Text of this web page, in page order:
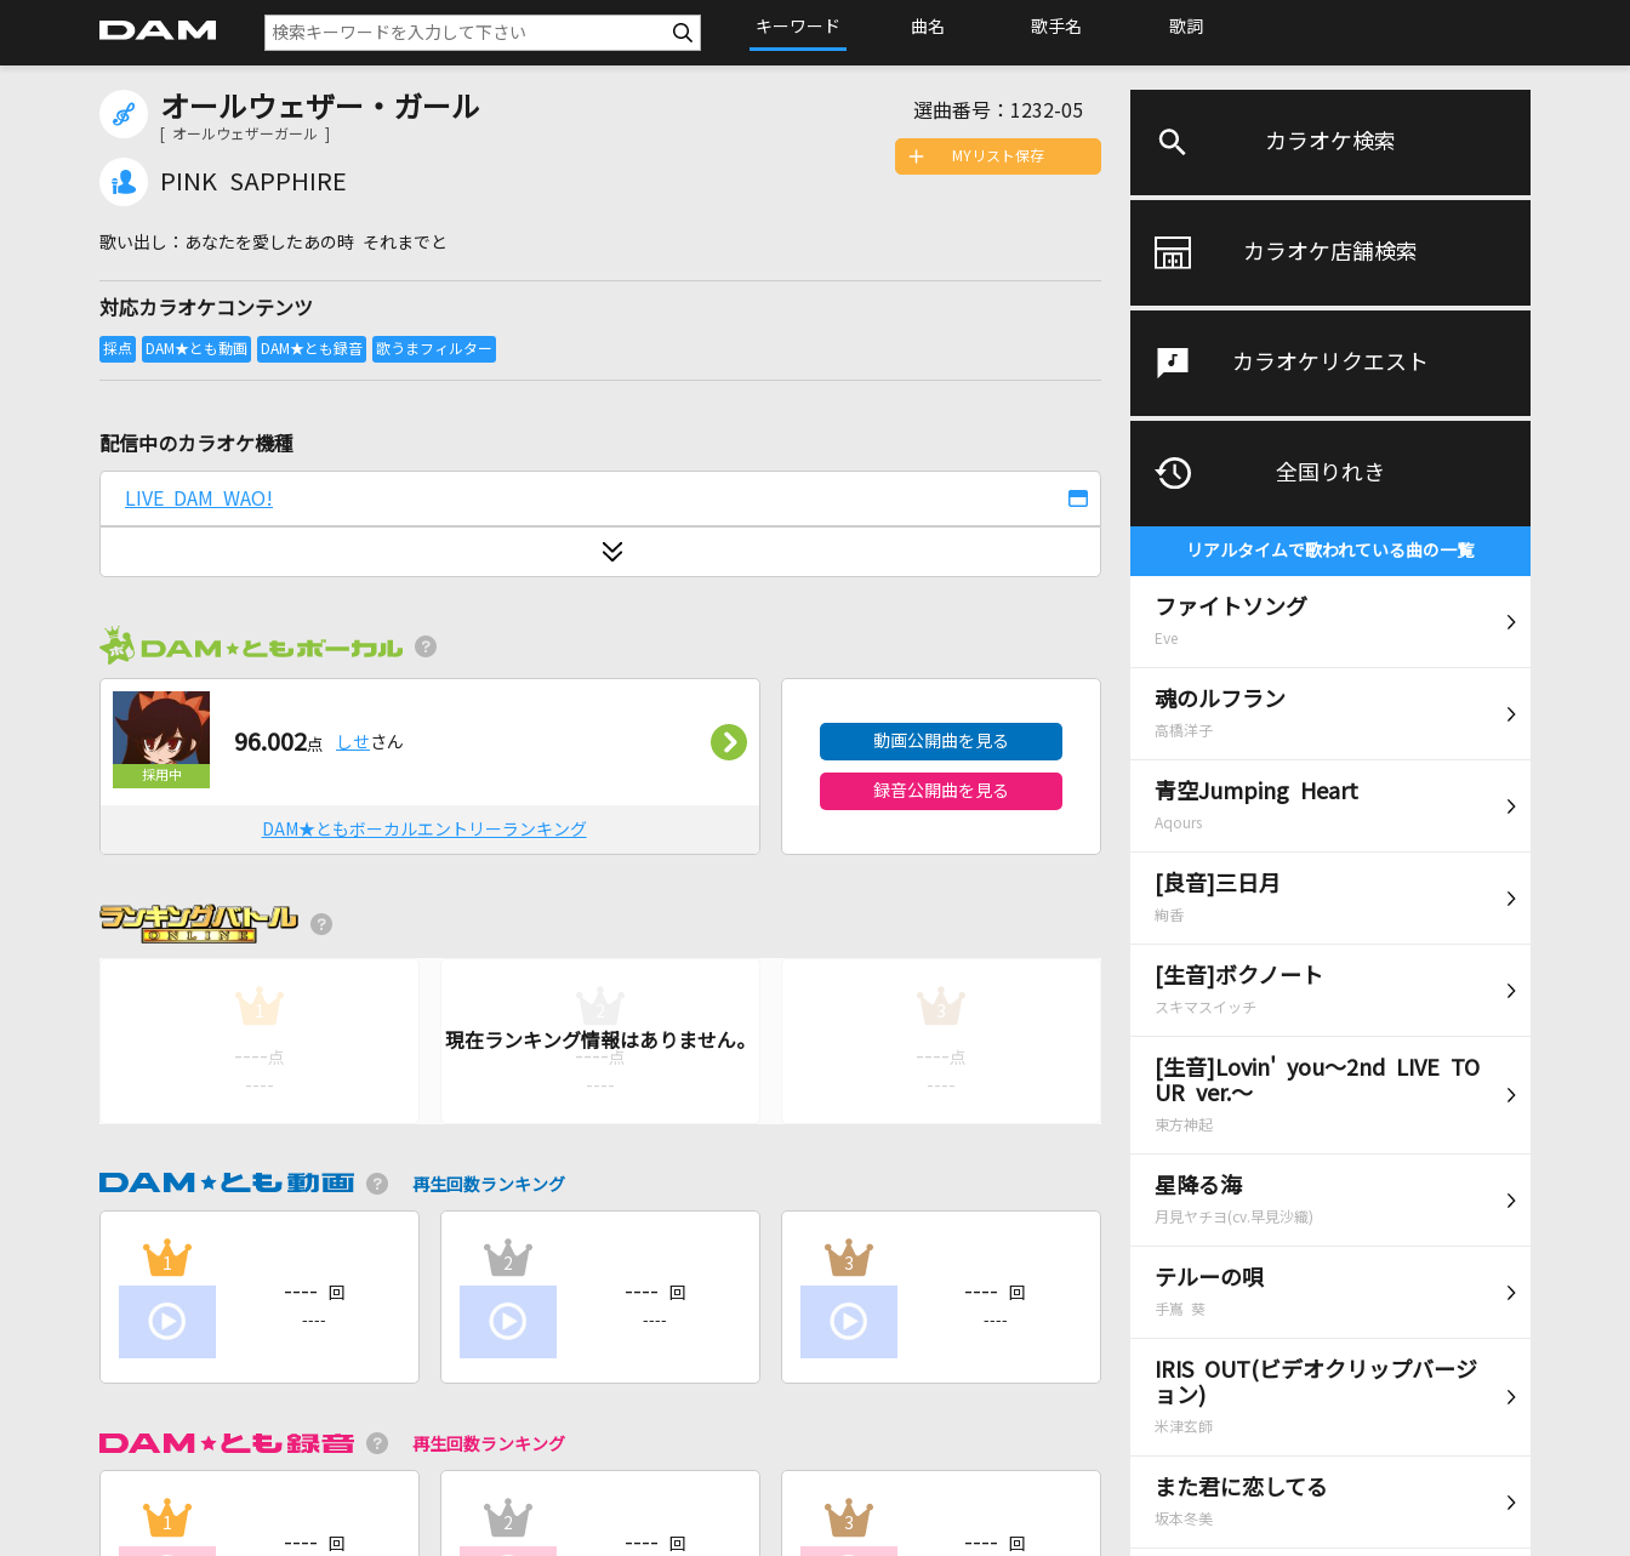
キーワード 曲名 歌手名 歌詞
カラオケ検索
カラオケ店舗検索
カラオケリクエスト
全国りれき
リアルタイムで歌われている曲の一覧
ファイトソング
Eve
魂のルフラン
高橋洋子
青空Jumping Heart
Aqours
[良音]三日月
絢香
[生音]ボクノート
スキマスイッチ
[生音]Lovin' you～2nd LIVE TO
UR ver.～
東方神起
星降る海
月見ヤチヨ(cv.早見沙織)
テルーの唄
手嶌 葵
IRIS OUT(ビデオクリップバージ
ョン)
米津玄師
また君に恋してる
坂本冬美
オールウェザー・ガール
[ オールウェザーガール ]
PINK SAPPHIRE
選曲番号： 1232-05
あなたを愛したあの時 それまでと
対応カラオケコンテンツ
MYリスト保存
配信中のカラオケ機種
LIVE DAM WAO!
96.002点 しせ さん
DAM★ともボーカルエントリーランキング
動画公開曲を見る
録音公開曲を見る
1
---- 点
----
---- 点
----
3
---- 点
----
再生回数ランキング
1
---- 回
----
2
---- 回
----
3
---- 回
----
再生回数ランキング
1
---- 回
2
---- 回
3
---- 回